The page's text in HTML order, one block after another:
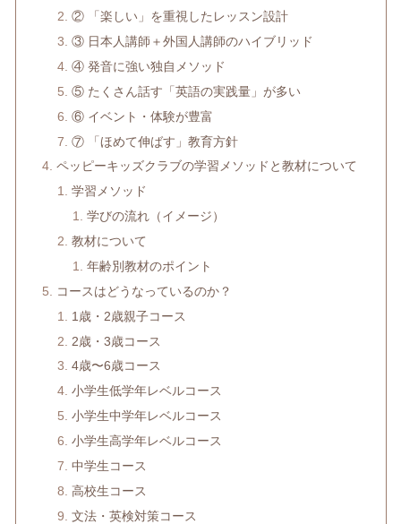
② 「楽しい」を重視したレッスン設計
③ 日本人講師＋外国人講師のハイブリッド
④ 発音に強い独自メソッド
⑤ たくさん話す「英語の実践量」が多い
⑥ イベント・体験が豊富
⑦ 「ほめて伸ばす」教育方針
ペッピーキッズクラブの学習メソッドと教材について
学習メソッド
学びの流れ（イメージ）
教材について
年齢別教材のポイント
コースはどうなっているのか？
1歳・2歳親子コース
2歳・3歳コース
4歳〜6歳コース
小学生低学年レベルコース
小学生中学年レベルコース
小学生高学年レベルコース
中学生コース
高校生コース
文法・英検対策コース